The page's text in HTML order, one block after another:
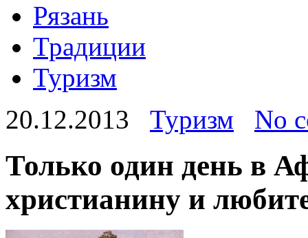
Рязань
Традиции
Туризм
20.12.2013
Туризм No
Только один день в
христианину и